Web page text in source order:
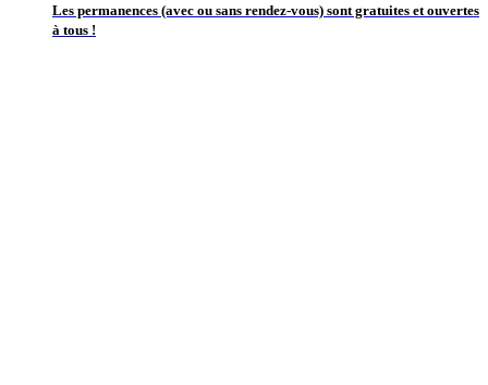
Les permanences (avec ou sans rendez-vous) sont gratuites et ouvertes
à tous !